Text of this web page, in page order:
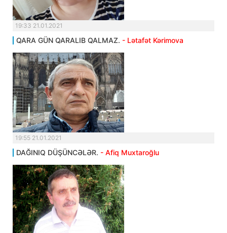
19:33 21.01.2021
QARA GÜN QARALIB QALMAZ. - Lətafət Kərimova
19:55 21.01.2021
DAĞINIQ DÜŞÜNCƏLƏR. - Afiq Muxtaroğlu